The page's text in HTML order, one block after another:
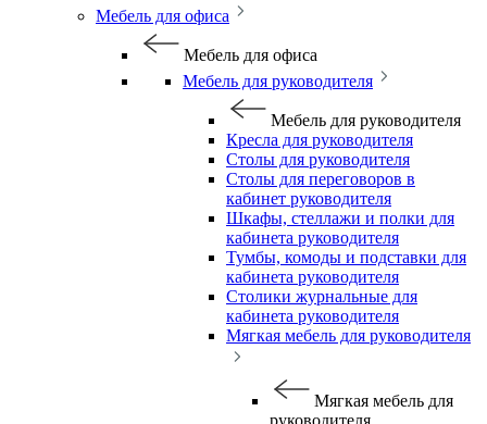
Мебель для офиса
Мебель для офиса
Мебель для руководителя
Мебель для руководителя
Кресла для руководителя
Столы для руководителя
Столы для переговоров в
кабинет руководителя
Шкафы, стеллажи и полки для
кабинета руководителя
Тумбы, комоды и подставки для
кабинета руководителя
Столики журнальные для
кабинета руководителя
Мягкая мебель для руководителя
Мягкая мебель для
руководителя